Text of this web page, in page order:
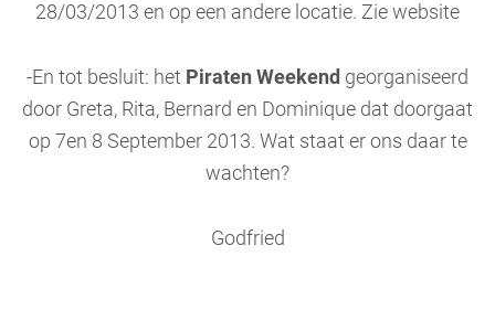
28/03/2013 en op een andere locatie. Zie website
-En tot besluit: het Piraten Weekend georganiseerd
door Greta, Rita, Bernard en Dominique dat doorgaat
op 7en 8 September 2013. Wat staat er ons daar te
wachten?
Godfried